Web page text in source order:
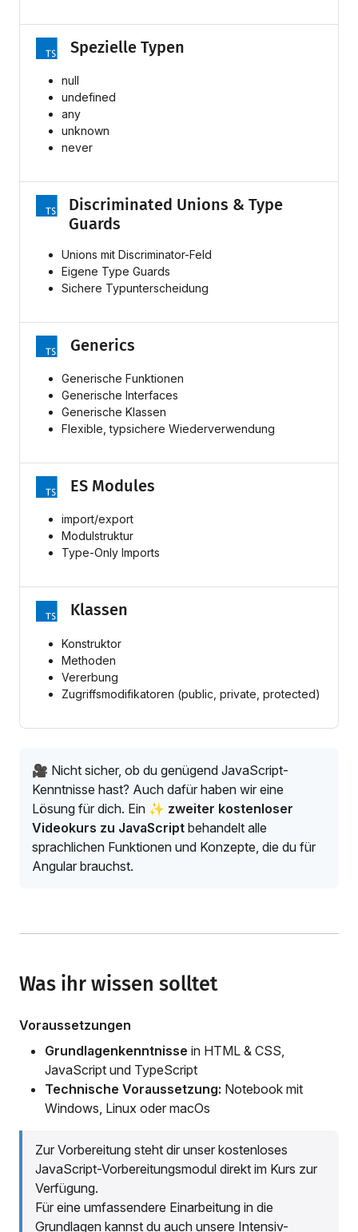
Spezielle Typen
null
undefined
any
unknown
never
Discriminated Unions & Type
Guards
Unions mit Discriminator-Feld
Eigene Type Guards
Sichere Typunterscheidung
Generics
Generische Funktionen
Generische Interfaces
Generische Klassen
Flexible, typsichere Wiederverwendung
ES Modules
import/export
Modulstruktur
Type-Only Imports
Klassen
Konstruktor
Methoden
Vererbung
Zugriffsmodifikatoren (public, private, protected)
🎥 Nicht sicher, ob du genügend JavaScript-
Kenntnisse hast? Auch dafür haben wir eine
Lösung für dich. Ein ✨ zweiter kostenloser
Videokurs zu JavaScript behandelt alle
sprachlichen Funktionen und Konzepte, die du für
Angular brauchst.
Was ihr wissen solltet
Voraussetzungen
Grundlagenkenntnisse in HTML & CSS,
JavaScript und TypeScript
Technische Voraussetzung: Notebook mit
Windows, Linux oder macOs
Zur Vorbereitung steht dir unser kostenloses
JavaScript-Vorbereitungsmodul direkt im Kurs zur
Verfügung.
Für eine umfassendere Einarbeitung in die
Grundlagen kannst du auch unsere Intensiv-